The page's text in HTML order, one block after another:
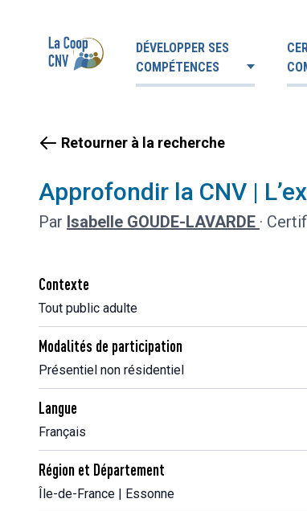
DÉVELOPPER SES
COMPÉTENCES
Retourner à la recherche
Approfondir la CNV |
Par Isabelle GOUDE-LAVARDE ·
Contexte
Tout public adulte
Modalités de participation
Présentiel non résidentiel
Langue
Français
Région et Département
Île-de-France | Essonne